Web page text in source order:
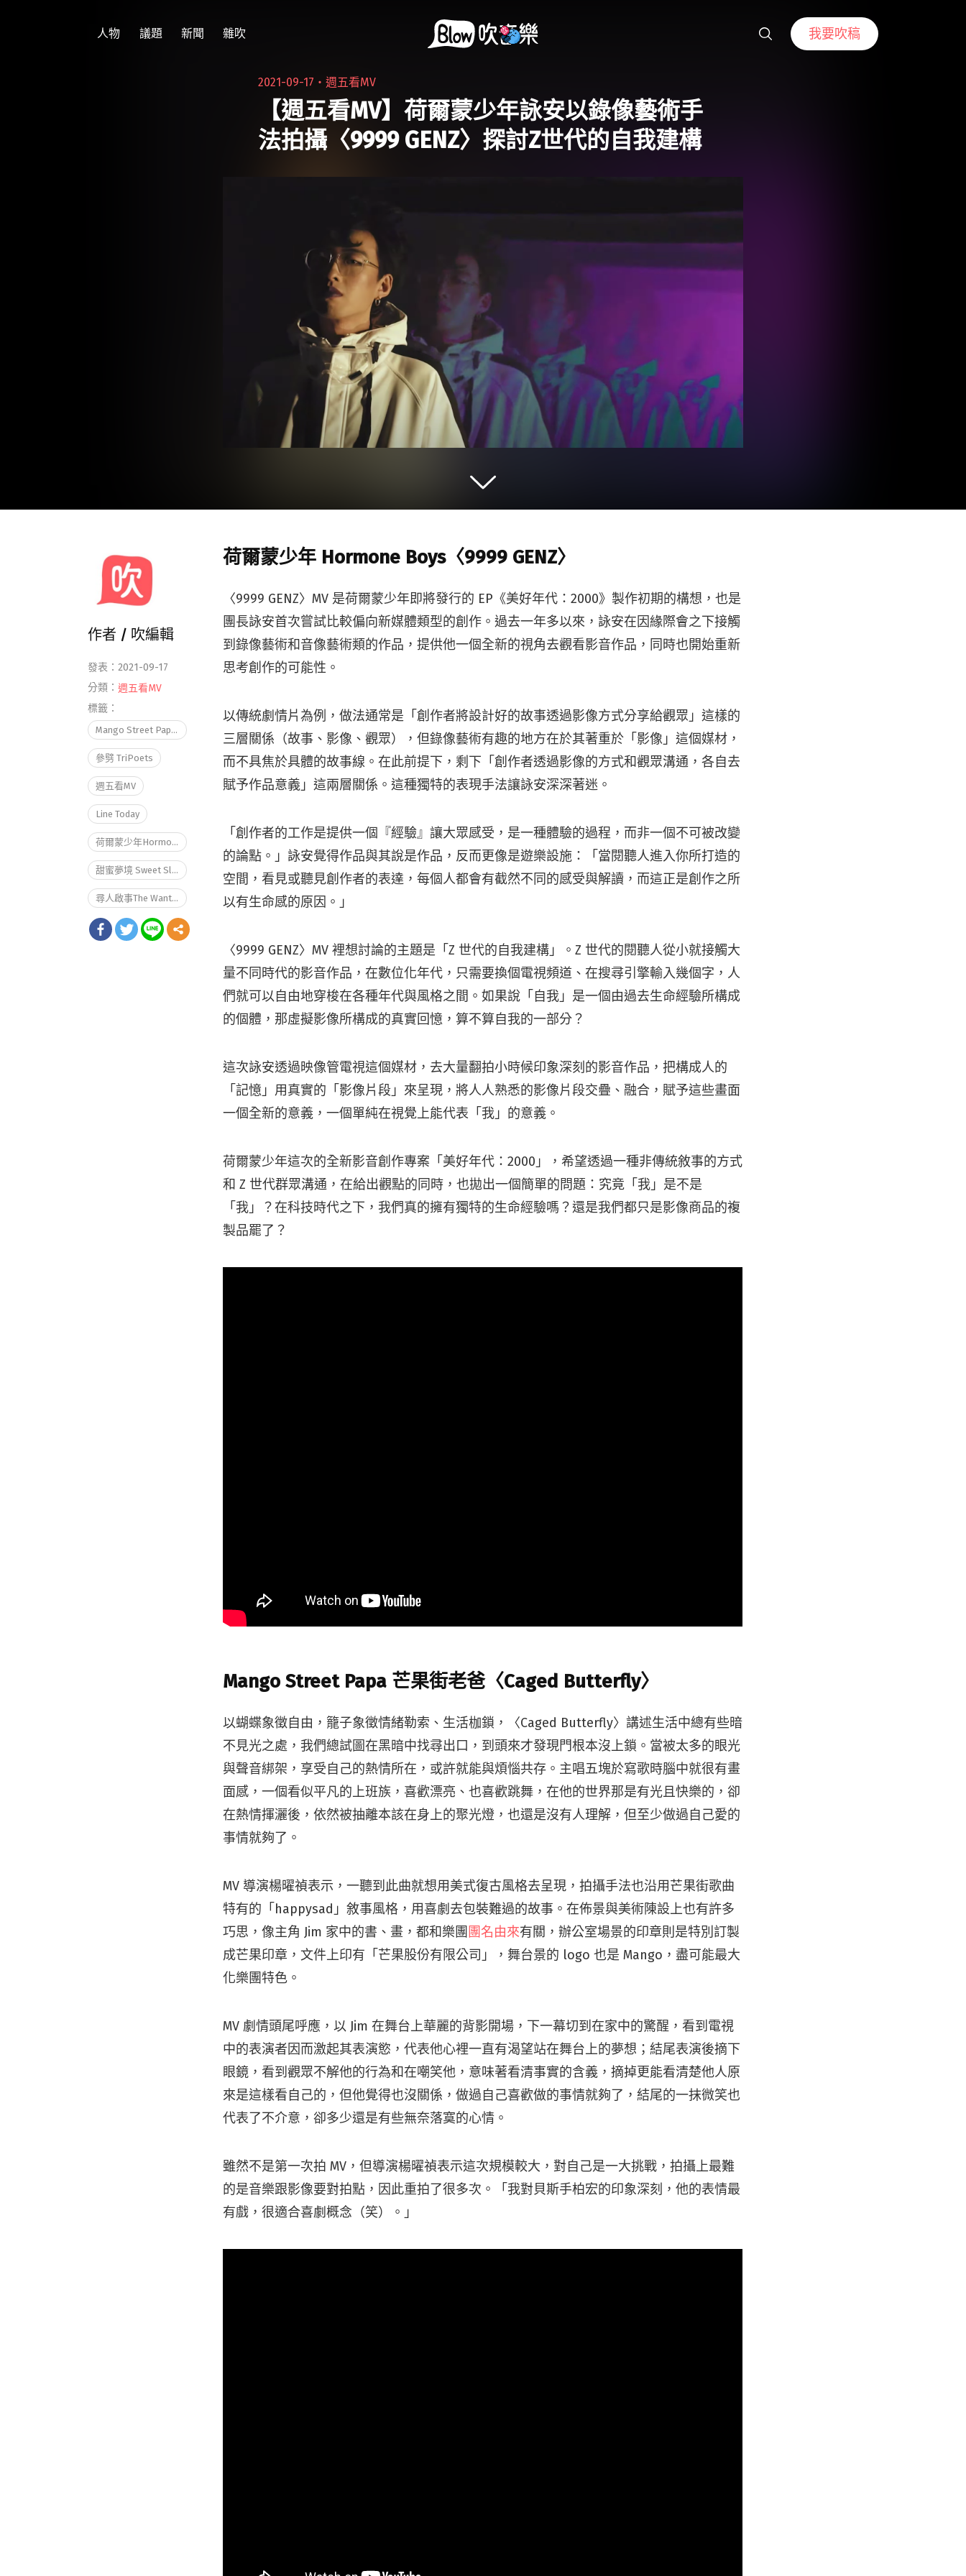
人物 議題 新聞 雜吹 我要吹稿
2021-09-17・週五看MV
【週五看MV】荷爾蒙少年詠安以錄像藝術手
法拍攝〈9999 GENZ〉探討Z世代的自我建構
荷爾蒙少年 Hormone Boys〈9999 GENZ〉
〈9999 GENZ〉MV 是荷爾蒙少年即將發行的 EP《美好年代：2000》製作初期的構想，也是
團長詠安首次嘗試比較偏向新媒體類型的創作。過去一年多以來，詠安在因緣際會之下接觸
到錄像藝術和音像藝術類的作品，提供他一個全新的視角去觀看影音作品，同時也開始重新
思考創作的可能性。
以傳統劇情片為例，做法通常是「創作者將設計好的故事透過影像方式分享給觀眾」這樣的
三層關係（故事、影像、觀眾），但錄像藝術有趣的地方在於其著重於「影像」這個媒材，
而不具焦於具體的故事線。在此前提下，剩下「創作者透過影像的方式和觀眾溝通，各自去
賦予作品意義」這兩層關係。這種獨特的表現手法讓詠安深深著迷。
「創作者的工作是提供一個『經驗』讓大眾感受，是一種體驗的過程，而非一個不可被改變
的論點。」詠安覺得作品與其說是作品，反而更像是遊樂設施：「當閱聽人進入你所打造的
空間，看見或聽見創作者的表達，每個人都會有截然不同的感受與解讀，而這正是創作之所
以有生命感的原因。」
〈9999 GENZ〉MV 裡想討論的主題是「Z 世代的自我建構」。Z 世代的閱聽人從小就接觸大
量不同時代的影音作品，在數位化年代，只需要換個電視頻道、在搜尋引擎輸入幾個字，人
們就可以自由地穿梭在各種年代與風格之間。如果說「自我」是一個由過去生命經驗所構成
的個體，那虛擬影像所構成的真實回憶，算不算自我的一部分？
這次詠安透過映像管電視這個媒材，去大量翻拍小時候印象深刻的影音作品，把構成人的
「記憶」用真實的「影像片段」來呈現，將人人熟悉的影像片段交疊、融合，賦予這些畫面
一個全新的意義，一個單純在視覺上能代表「我」的意義。
荷爾蒙少年這次的全新影音創作專案「美好年代：2000」，希望透過一種非傳統敘事的方式
和 Z 世代群眾溝通，在給出觀點的同時，也拋出一個簡單的問題：究竟「我」是不是
「我」？在科技時代之下，我們真的擁有獨特的生命經驗嗎？還是我們都只是影像商品的複
製品罷了？
Mango Street Papa 芒果街老爸〈Caged Butterfly〉
以蝴蝶象徵自由，籠子象徵情緒勒索、生活枷鎖，〈Caged Butterfly〉講述生活中總有些暗
不見光之處，我們總試圖在黑暗中找尋出口，到頭來才發現門根本沒上鎖。當被太多的眼光
與聲音綁架，享受自己的熱情所在，或許就能與煩惱共存。主唱五塊於寫歌時腦中就很有畫
面感，一個看似平凡的上班族，喜歡漂亮、也喜歡跳舞，在他的世界那是有光且快樂的，卻
在熱情揮灑後，依然被抽離本該在身上的聚光燈，也還是沒有人理解，但至少做過自己愛的
事情就夠了。
MV 導演楊曜禎表示，一聽到此曲就想用美式復古風格去呈現，拍攝手法也沿用芒果街歌曲
特有的「happysad」敘事風格，用喜劇去包裝難過的故事。在佈景與美術陳設上也有許多
巧思，像主角 Jim 家中的書、畫，都和樂團 團名由來有關，辦公室場景的印章則是特別訂製
成芒果印章，文件上印有「芒果股份有限公司」，舞台景的 logo 也是 Mango，盡可能最大
化樂團特色。
MV 劇情頭尾呼應，以 Jim 在舞台上華麗的背影開場，下一幕切到在家中的驚醒，看到電視
中的表演者因而激起其表演慾，代表他心裡一直有渴望站在舞台上的夢想；結尾表演後摘下
眼鏡，看到觀眾不解他的行為和在嘲笑他，意味著看清事實的含義，摘掉更能看清楚他人原
來是這樣看自己的，但他覺得也沒關係，做過自己喜歡做的事情就夠了，結尾的一抹微笑也
代表了不介意，卻多少還是有些無奈落寞的心情。
雖然不是第一次拍 MV，但導演楊曜禎表示這次規模較大，對自己是一大挑戰，拍攝上最難
的是音樂跟影像要對拍點，因此重拍了很多次。「我對貝斯手柏宏的印象深刻，他的表情最
有戲，很適合喜劇概念（笑）。」
作者 / 吹編輯
發表：2021-09-17
分類： 週五看MV
標籤：
Mango Street Papa 芒果街老爸
參劈 TriPoets
週五看MV
Line Today
荷爾蒙少年HormoneBoys
甜蜜夢境 Sweet Sleep
尋人啟事The Wanted